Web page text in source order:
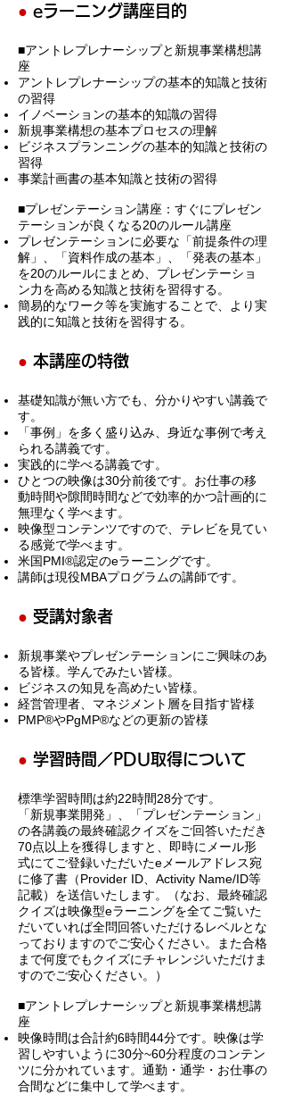
● eラーニング講座目的
■アントレプレナーシップと新規事業構想講
座
アントレプレナーシップの基本的知識と技術
の習得
イノベーションの基本的知識の習得
新規事業構想の基本プロセスの理解
ビジネスプランニングの基本的知識と技術の
習得
事業計画書の基本知識と技術の習得
■プレゼンテーション講座：すぐにプレゼン
テーションが良くなる20のルール講座
プレゼンテーションに必要な「前提条件の理
解」、「資料作成の基本」、「発表の基本」
を20のルールにまとめ、プレゼンテーショ
ン力を高める知識と技術を習得する。
簡易的なワーク等を実施することで、より実
践的に知識と技術を習得する。
● 本講座の特徴
基礎知識が無い方でも、分かりやすい講義で
す。
「事例」を多く盛り込み、身近な事例で考え
られる講義です。
実践的に学べる講義です。
ひとつの映像は30分前後です。お仕事の移
動時間や隙間時間などで効率的かつ計画的に
無理なく学べます。
映像型コンテンツですので、テレビを見てい
る感覚で学べます。
米国PMI®認定のeラーニングです。
講師は現役MBAプログラムの講師です。
● 受講対象者
新規事業やプレゼンテーションにご興味のあ
る皆様。学んでみたい皆様。
ビジネスの知見を高めたい皆様。
経営管理者、マネジメント層を目指す皆様
PMP®やPgMP®などの更新の皆様
● 学習時間／PDU取得について
標準学習時間は約22時間28分です。
「新規事業開発」、「プレゼンテーション」
の各講義の最終確認クイズをご回答いただき
70点以上を獲得しますと、即時にメール形
式にてご登録いただいたeメールアドレス宛
に修了書（Provider ID、Activity Name/ID等
記載）を送信いたします。（なお、最終確認
クイズは映像型eラーニングを全てご覧いた
だいていれば全問回答いただけるレベルとな
っておりますのでご安心ください。また合格
まで何度でもクイズにチャレンジいただけま
すのでご安心ください。）
■アントレプレナーシップと新規事業構想講
座
映像時間は合計約6時間44分です。映像は学
習しやすいように30分~60分程度のコンテン
ツに分かれています。通勤・通学・お仕事の
合間などに集中して学べます。